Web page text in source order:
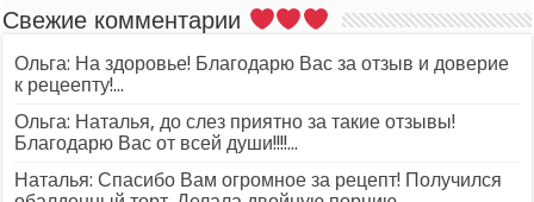
Свежие комментарии
Ольга: На здоровье! Благодарю Вас за отзыв и доверие
к рецеепту!...
Ольга: Наталья, до слез приятно за такие отзывы!
Благодарю Вас от всей души!!!!...
Наталья: Спасибо Вам огромное за рецепт! Получился